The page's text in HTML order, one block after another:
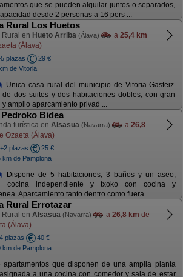
que se pueden alquilar juntos o separados,
desde 2 personas a 16 pers ...
Rural Los Huetos
Rural en Hueto Arriba (Álava) a 25,4 km
(Álava)
plazas
29 €
de Vitoria
Unica casa rural del municipio de Vitoria-Gasteiz.
de dos suites y dos habitaciones dobles, con gran
y amplio aparcamiento privad ...
Bidea
turística en Alsasua (Navarra) a 26,8
Ozaeta (Álava)
plazas
25 €
km de Pamplona
Dispone de 5 habitaciones, 3 baños y un aseo,
cocina independiente y txoko con cocina y
Aparcamiento tanto dentro como fuera ...
Rural Errotazar
Rural en Alsasua (Navarra) a 26,8 km de
(Álava)
plazas
40 €
km de Pamplona
apartamentos que disponen de una amplia planta
a una cocina con comedor y sala de estar